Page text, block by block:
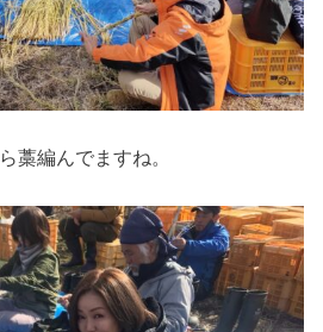
藁編んでますね。